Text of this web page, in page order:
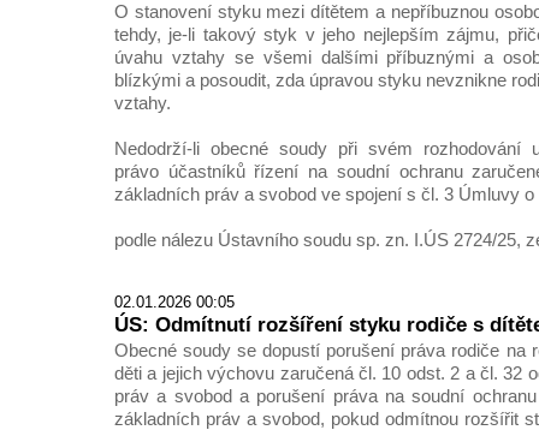
O stanovení styku mezi dítětem a nepříbuznou
tehdy, je-li takový styk v jeho nejlepším zájmu,
úvahu vztahy se všemi dalšími příbuznými a
blízkými a posoudit, zda úpravou styku nevznikne
vztahy.
Nedodrží-li obecné soudy při svém rozhodování
právo účastníků řízení na soudní ochranu
základních práv a svobod ve spojení s čl. 3 Úmluvy
podle nálezu Ústavního soudu sp. zn. I.ÚS 2724/25,
02.01.2026 00:05
ÚS: Odmítnutí rozšíření styku rodiče s
Obecné soudy se dopustí porušení práva rodiče na
děti a jejich výchovu zaručená čl. 10 odst. 2 a čl. 32
práv a svobod a porušení práva na soudní
základních práv a svobod, pokud odmítnou rozšířit